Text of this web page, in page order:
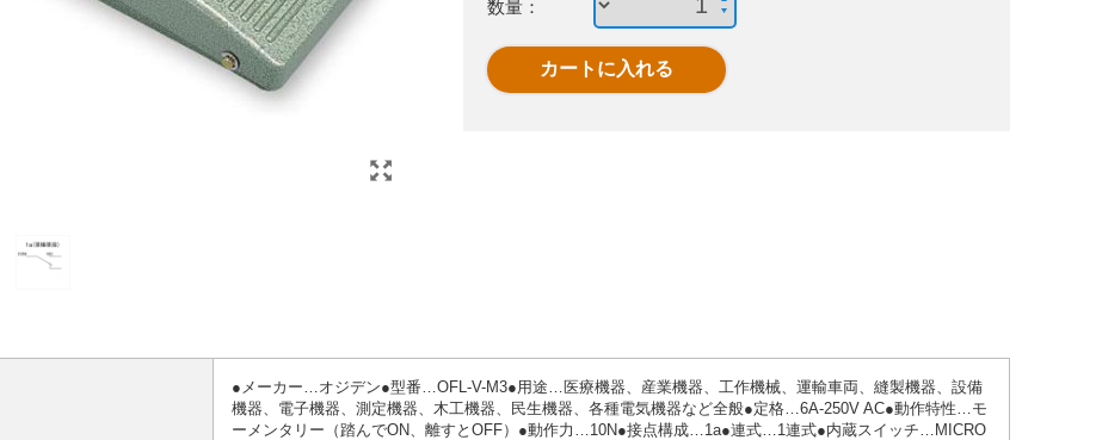
数量：
●メーカー…オジデン●型番…OFL-V-M3●用途…医療機器、産業機器、工作機械、運輸車両、縫製機器、設備
機器、電子機器、測定機器、木工機器、民生機器、各種電気機器など全般●定格…6A-250V AC●動作特性…モ
ーメンタリー（踏んでON、離すとOFF）●動作力…10N●接点構成…1a●連式…1連式●内蔵スイッチ…MICRO